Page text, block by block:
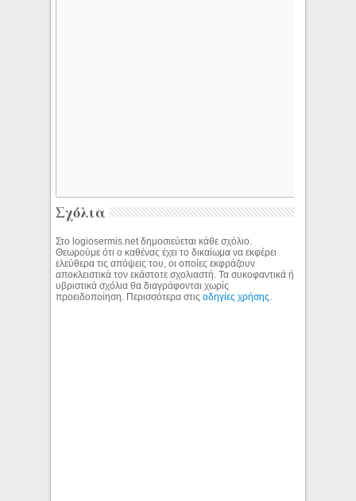
Σχόλια
Στο logiosermis.net δημοσιεύεται κάθε σχόλιο.
Θεωρούμε ότι ο καθένας έχει το δικαίωμα να εκφέρει
ελεύθερα τις απόψεις του, οι οποίες εκφράζουν
αποκλειστικά τον εκάστοτε σχολιαστή. Τα συκοφαντικά ή
υβριστικά σχόλια θα διαγράφονται χωρίς
προειδοποίηση. Περισσότερα στιςοδηγίες χρήσης